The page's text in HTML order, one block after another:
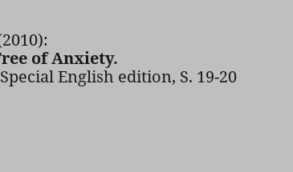
of Anxiety.
English edition, S. 19-20